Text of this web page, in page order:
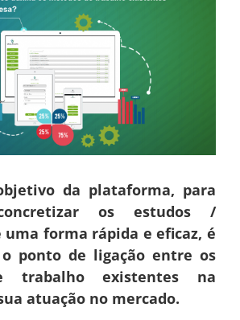
da plataforma, para
os estudos /
forma rápida e eficaz, é
ponto de ligação entre os
trabalho existentes na
atuação no mercado.